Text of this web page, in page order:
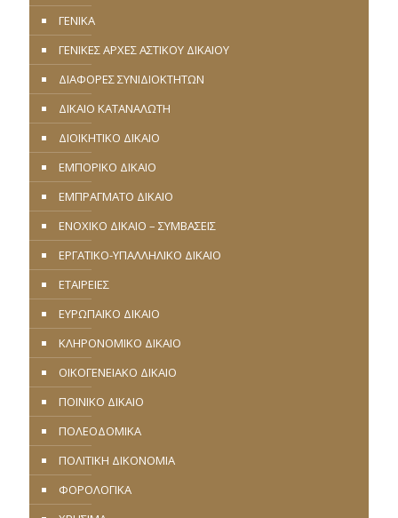
ΓΕΝΙΚΑ
ΓΕΝΙΚΕΣ ΑΡΧΕΣ ΑΣΤΙΚΟΥ ΔΙΚΑΙΟΥ
ΔΙΑΦΟΡΕΣ ΣΥΝΙΔΙΟΚΤΗΤΩΝ
ΔΙΚΑΙΟ ΚΑΤΑΝΑΛΩΤΗ
ΔΙΟΙΚΗΤΙΚΟ ΔΙΚΑΙΟ
ΕΜΠΟΡΙΚΟ ΔΙΚΑΙΟ
ΕΜΠΡΑΓΜΑΤΟ ΔΙΚΑΙΟ
ΕΝΟΧΙΚΟ ΔΙΚΑΙΟ – ΣΥΜΒΑΣΕΙΣ
ΕΡΓΑΤΙΚΟ-ΥΠΑΛΛΗΛΙΚΟ ΔΙΚΑΙΟ
ΕΤΑΙΡΕΙΕΣ
ΕΥΡΩΠΑΪΚΟ ΔΙΚΑΙΟ
ΚΛΗΡΟΝΟΜΙΚΟ ΔΙΚΑΙΟ
ΟΙΚΟΓΕΝΕΙΑΚΟ ΔΙΚΑΙΟ
ΠΟΙΝΙΚΟ ΔΙΚΑΙΟ
ΠΟΛΕΟΔΟΜΙΚΑ
ΠΟΛΙΤΙΚΗ ΔΙΚΟΝΟΜΙΑ
ΦΟΡΟΛΟΓΙΚΑ